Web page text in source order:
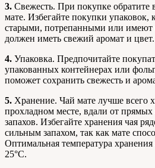
3. Свежесть. При покупке обратите
мате. Избегайте покупки упаковок,
старыми, потрепанными или имеют
должен иметь свежий аромат и цвет.
4. Упаковка. Предпочитайте
упакованных контейнерах или
поможет сохранить свежесть и
5. Хранение. Чай мате лучше всего
прохладном месте, вдали от
запахов. Избегайте хранения чая
сильным запахом, так как мате
Оптимальная температура хранения
25°C.